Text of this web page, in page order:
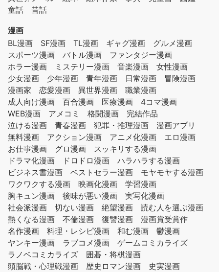
童話
昔話
漫画
BL漫画
SF漫画 TL漫画 ギャグ漫画
グルメ漫画
スポーツ漫画
バトル漫画
ファンタジー漫画
ホラー漫画
ミステリー漫画 音楽漫画
女性漫画
少女漫画
少年漫画 青年漫画 日常漫画
冒険漫画
漫画家
恋愛漫画 異世界漫画
職業漫画
成人向け漫画
百合漫画 医療漫画
4コマ漫画
WEB漫画
アメコミ 格闘漫画
完結作品
泣ける漫画
青春漫画 犯罪・推理漫画
漫画アプリ
無料漫画
アクション漫画 アニメ化漫画
エロ漫画
お仕事漫画
グロ漫画
スッキリする漫画
ドラマ化漫画
ドロドロ漫画
ハラハラする漫画
ビジネス書漫画
ベストセラー漫画
モヤモヤする漫画
ワクワクする漫画
映画化漫画
学習漫画
胸キュン漫画
後味が悪い漫画
実写化漫画
社会派漫画
切ない漫画 絶望漫画
読む人を選ぶ漫画
熱くなる漫画
不倫漫画 復讐漫画
漫画賞受賞作
名作漫画
料理・レシピ漫画 和む漫画
鬱漫画
ヤンキー漫画
ラブコメ漫画
ゲームコミカライズ
ラノベコミカライズ
囲碁・将棋漫画
頭脳戦・心理戦漫画
歴史ロマン漫画
史実漫画